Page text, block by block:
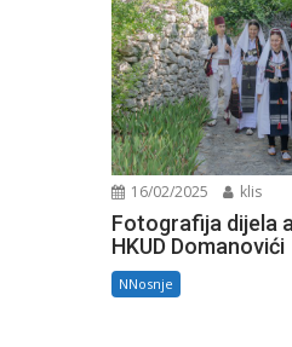
16/02/2025 klis
Fotografija dijela
HKUD Domanovići
NNosnje